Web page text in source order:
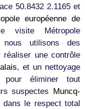
50.8432 2.1165 et
européenne de
Métropole
nous utilisons des
réaliser une contrôle
, et un nettoyage
pour éliminer tout
suspectes
Muncq-
le respect total